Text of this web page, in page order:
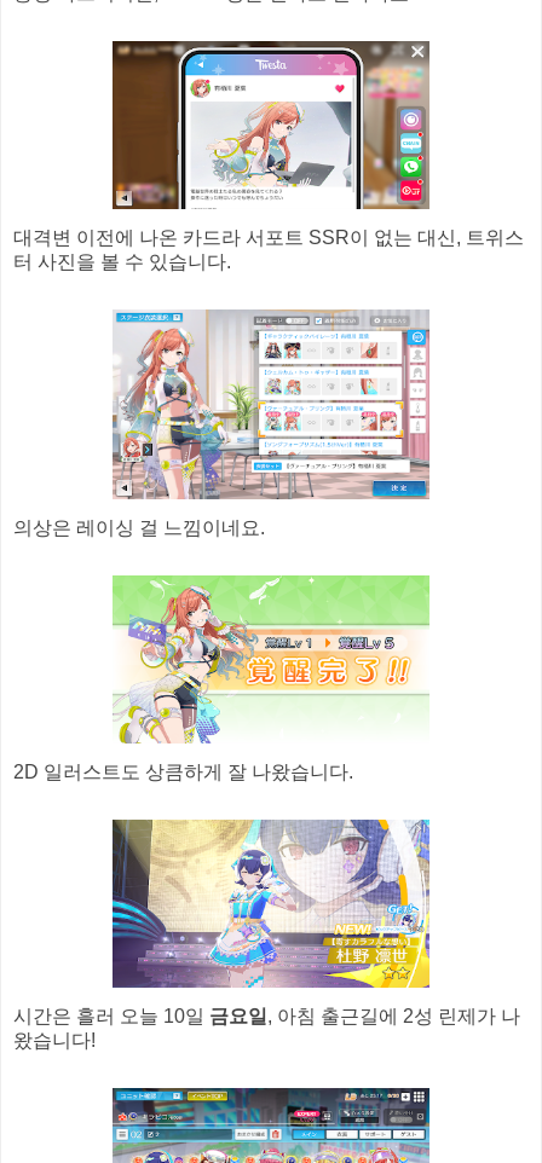
대격변 이전에 나온 카드라 서포트 SSR이 없는 대신, 트위스
터 사진을 볼 수 있습니다.
의상은 레이싱 걸 느낌이네요.
2D 일러스트도 상큼하게 잘 나왔습니다.
시간은 흘러 오늘 10일 금요일 , 아침 출근길에 2성 린제가 나
왔습니다!